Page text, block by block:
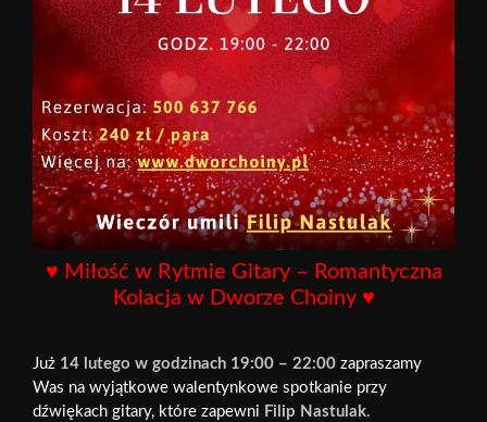
♥ Miłość w Rytmie Gitary – Romantyczna
Kolacja w Dworze Choiny ♥
Już 14 lutego w godzinach 19:00 – 22:00 zapraszamy
Was na wyjątkowe walentynkowe spotkanie przy
dźwiękach gitary, które zapewni Filip Nastulak.